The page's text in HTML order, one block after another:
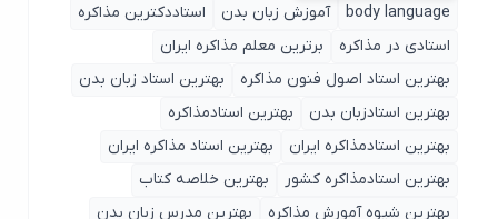
body language آموزش زبان بدن
استاددکترین مذاکره
استادی در مذاکره
برترین معلم مذاکره ایران
بهترین استاد اصول ‌فنون مذاکره
بهترین استاد زبان بدن
بهترین استادزبان بدن
بهترین استادمذاکره
بهترین استادمذاکره ایران
بهترین استاد مذاکره ایران
بهترین استادمذاکره کشور
بهترین خلاصه کتاب
بهترین شیوه آمورش مذاکره
بهترین مدرس زبان بدن